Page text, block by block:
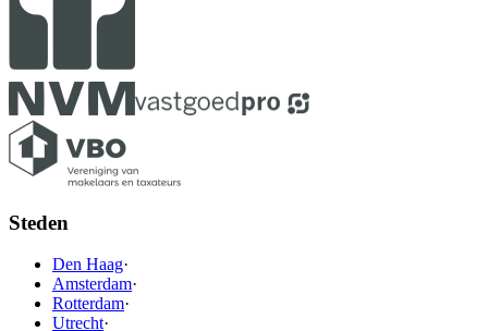
Steden
Den Haag·
Amsterdam·
Rotterdam·
Utrecht·